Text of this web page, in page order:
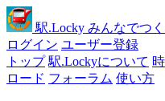
駅.Locky みんなでつ
ログイン ユーザー登録
トップ 駅.Lockyについて
ロード フォーラム 使い方